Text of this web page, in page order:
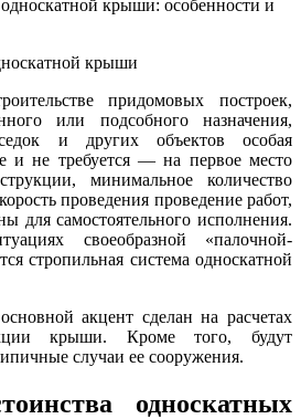
крыши
придомовых построек,
или подсобного назначения,
и других объектов особая
и не требуется — на первое место
минимальное количество
проведения проведение работ,
для самостоятельного исполнения.
своеобразной «палочной-
стропильная система односкатной
акцент сделан на расчетах
крыши. Кроме того, будут
случаи ее сооружения.
односкатных